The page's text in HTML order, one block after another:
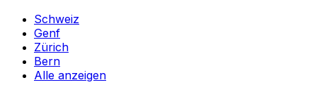
Schweiz
Genf
Zürich
Bern
Alle anzeigen